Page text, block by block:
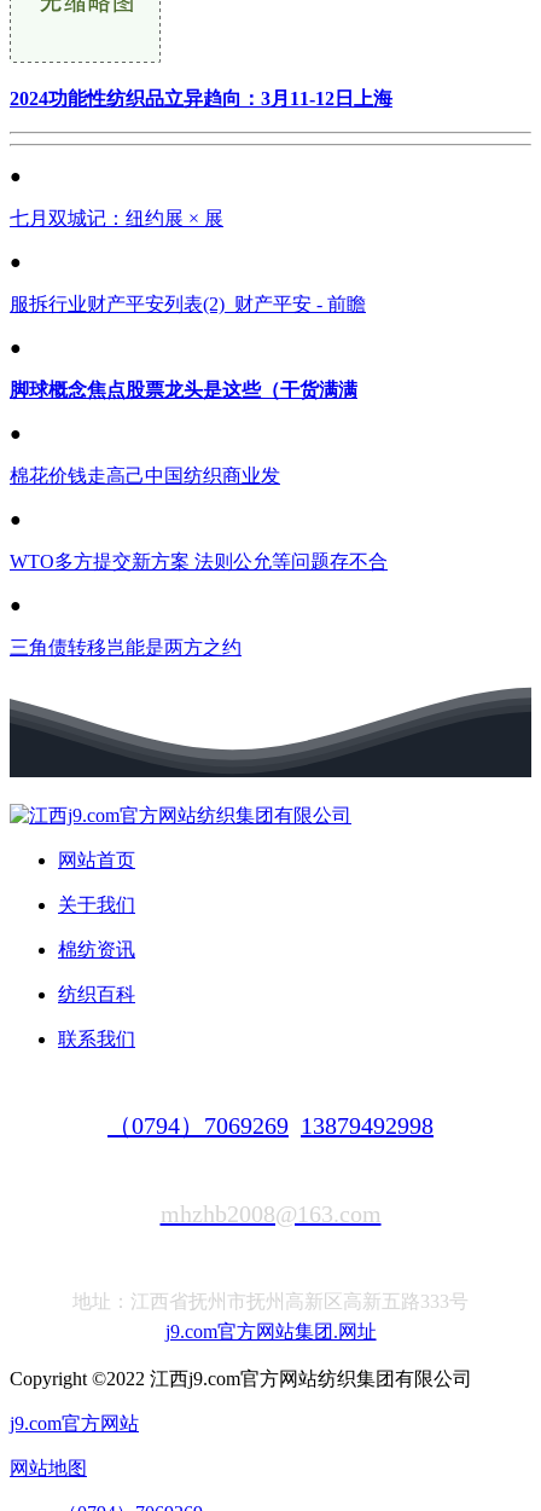
2024功能性纺织品立异趋向：3月11-12日上海
●
七月双城记：纽约展 × 展
●
服拆行业财产平安列表(2)_财产平安 - 前瞻
●
脚球概念焦点股票龙头是这些（干货满满
●
棉花价钱走高己中国纺织商业发
●
WTO多方提交新方案 法则公允等问题存不合
●
三角债转移岂能是两方之约
网站首页
关于我们
棉纺资讯
纺织百科
联系我们
（0794）7069269 13879492998
mhzhb2008@163.com
地址：江西省抚州市抚州高新区高新五路333号
j9.com官方网站集团.网址
Copyright ©2022 江西j9.com官方网站纺织集团有限公司
j9.com官方网站
网站地图